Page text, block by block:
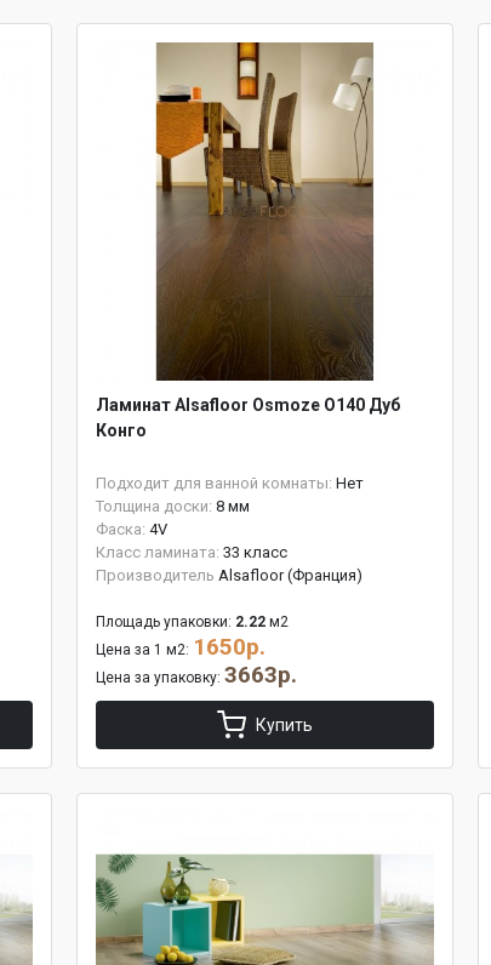
Ламинат Alsafloor Osmoze O140 Дуб
Конго
Подходит для ванной комнаты: Нет
Толщина доски: 8 мм
Фаска: 4V
Класс ламината: 33 класс
Производитель Alsafloor (Франция)
Площадь упаковки: 2.22 м2
Цена за 1 м2: 1650р.
Цена за упаковку: 3663р.
Купить